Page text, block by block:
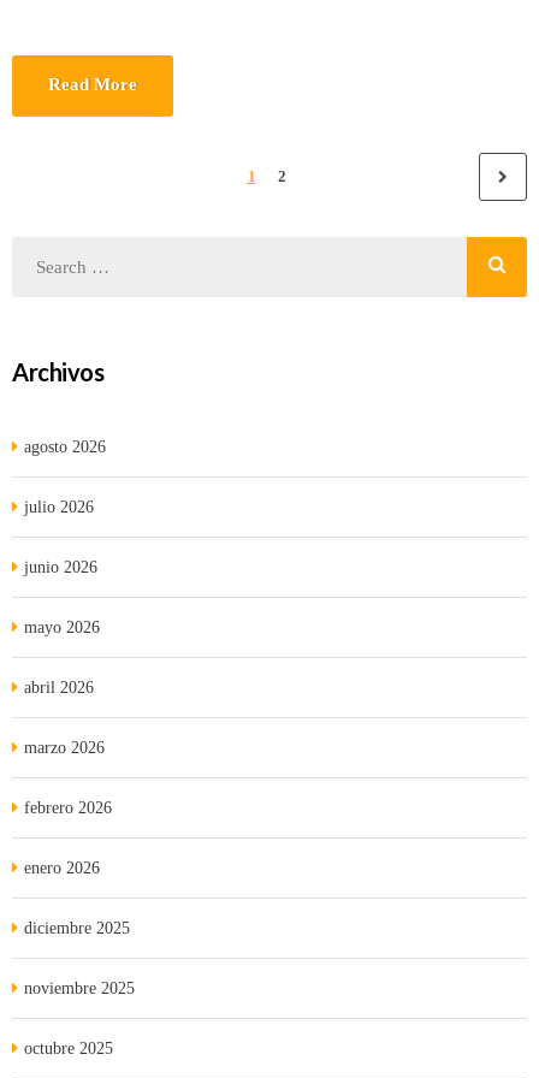
Read More
1 2
Archivos
agosto 2026
julio 2026
junio 2026
mayo 2026
abril 2026
marzo 2026
febrero 2026
enero 2026
diciembre 2025
noviembre 2025
octubre 2025